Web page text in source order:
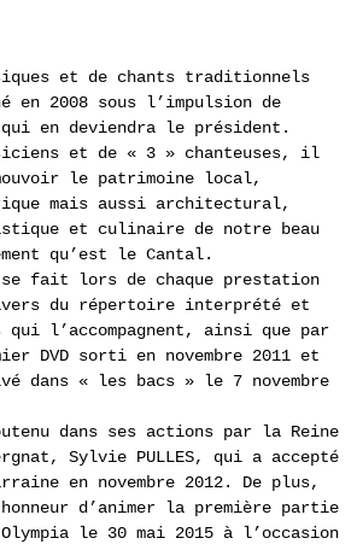
et de chants traditionnels
en 2008 sous l’impulsion de
qui en deviendra le président.
et de « 3 » chanteuses, il
le patrimoine local,
mais aussi architectural,
et culinaire de notre beau
qu’est le Cantal.
se fait lors de chaque prestation
du répertoire interprété et
qui l’accompagnent, ainsi que par
DVD sorti en novembre 2011 et
dans « les bacs » le 7 novembre
dans ses actions par la Reine
Sylvie PULLES, qui a accepté
en novembre 2012. De plus,
d’animer la première partie
Olympia le 30 mai 2015 à l’occasion